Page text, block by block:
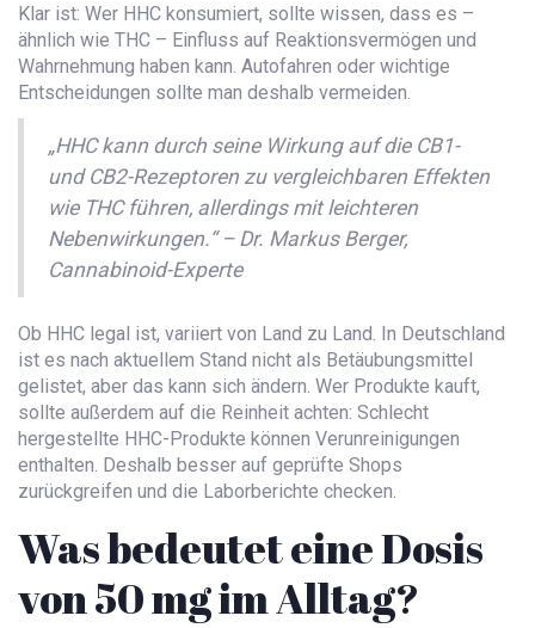
Klar ist: Wer HHC konsumiert, sollte wissen, dass es –
ähnlich wie THC – Einfluss auf Reaktionsvermögen und
Wahrnehmung haben kann. Autofahren oder wichtige
Entscheidungen sollte man deshalb vermeiden.
„HHC kann durch seine Wirkung auf die CB1-
und CB2-Rezeptoren zu vergleichbaren Effekten
wie THC führen, allerdings mit leichteren
Nebenwirkungen.“ – Dr. Markus Berger,
Cannabinoid-Experte
Ob HHC legal ist, variiert von Land zu Land. In Deutschland
ist es nach aktuellem Stand nicht als Betäubungsmittel
gelistet, aber das kann sich ändern. Wer Produkte kauft,
sollte außerdem auf die Reinheit achten: Schlecht
hergestellte HHC-Produkte können Verunreinigungen
enthalten. Deshalb besser auf geprüfte Shops
zurückgreifen und die Laborberichte checken.
Was bedeutet eine Dosis
von 50 mg im Alltag?